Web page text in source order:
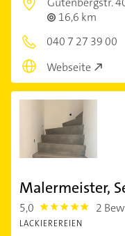
16,6 km
040 7 27 39 00
Webseite
Malermeister,
5,0 5.0 2
LACKIEREREIEN